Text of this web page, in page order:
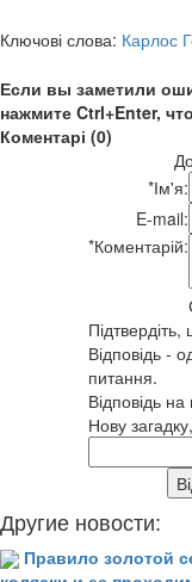
Ключові слова: Карлос
Если вы заметили
нажмите Ctrl+Enter,
Коментарі (0)
*Ім'я:
E-mail:
*Коментарій:
Відповідь -
питання.
Відповідь
Нову
Другие новости:
Правило золотой